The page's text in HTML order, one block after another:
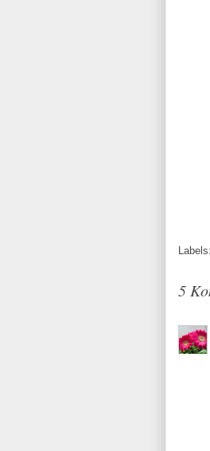
Labels:
5